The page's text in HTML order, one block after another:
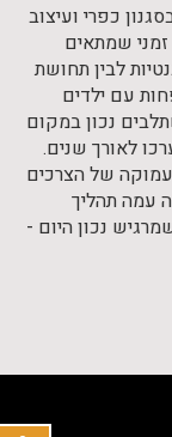
כפרי ועיצוב
זמני שמתאים
לבין תחושת
עם ילדים
נכון במקום
לאורך שנים.
עמוקה של הצרכים
עמה תהליך
נכון היום -